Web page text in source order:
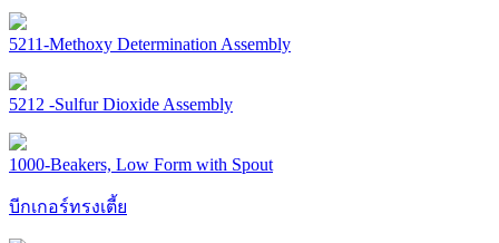
5211-Methoxy Determination Assembly
5212 -Sulfur Dioxide Assembly
1000-Beakers, Low Form with Spout
บีกเกอร์ทรงเตี้ย